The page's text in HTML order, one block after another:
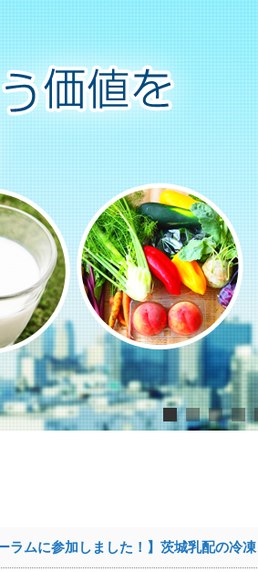
ラムに参加しました！】茨城乳配の冷